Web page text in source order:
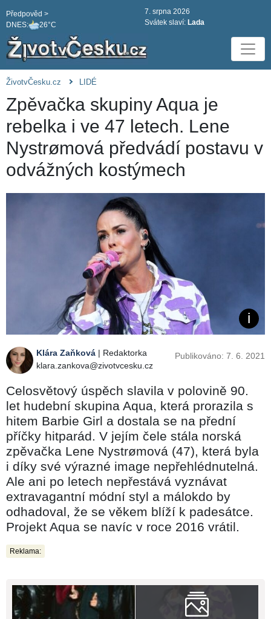
DNES: 26°C
Předpověd >
7. srpna 2026
Svátek slaví: Lada
ŽivotvČesku.cz LIDÉ
Zpěvačka skupiny Aqua je
rebelka i ve 47 letech. Lene
Nystrømová předvádí postavu v
odvážných kostýmech
Klára Zaňková | Redaktorka
klara.zankova@zivotvcesku.cz
Publikováno: 7. 6. 2021
Celosvětový úspěch slavila v polovině 90.
let hudební skupina Aqua, která prorazila s
hitem Barbie Girl a dostala se na přední
příčky hitparád. V jejím čele stála norská
zpěvačka Lene Nystrømová (47), která byla
i díky své výrazné image nepřehlédnutelná.
Ale ani po letech nepřestává vyznávat
extravagantní módní styl a málokdo by
odhadoval, že se věkem blíží k padesátce.
Projekt Aqua se navíc v roce 2016 vrátil.
Reklama: